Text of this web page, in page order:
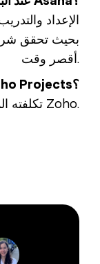
أقصر وقت.
3. ما أكبر ميزة في Zoho Projects؟
تكلفته المنخفضة وقوة تكامله مع نظام Zoho.